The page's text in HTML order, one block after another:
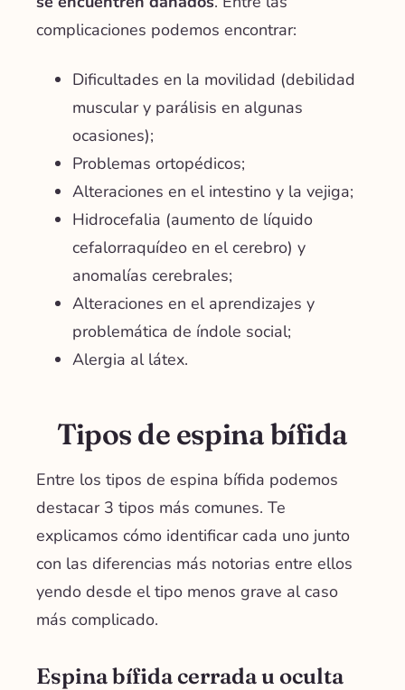
complicaciones podemos encontrar:
Dificultades en la movilidad (debilidad
muscular y parálisis en algunas
ocasiones);
Problemas ortopédicos;
Alteraciones en el intestino y la vejiga;
Hidrocefalia (aumento de líquido
cefalorraquídeo en el cerebro) y
anomalías cerebrales;
Alteraciones en el aprendizajes y
problemática de índole social;
Alergia al látex.
Tipos de espina bífida
Entre los tipos de espina bífida podemos
destacar 3 tipos más comunes. Te
explicamos cómo identificar cada uno junto
con las diferencias más notorias entre ellos
yendo desde el tipo menos grave al caso
más complicado.
Espina bífida cerrada u oculta